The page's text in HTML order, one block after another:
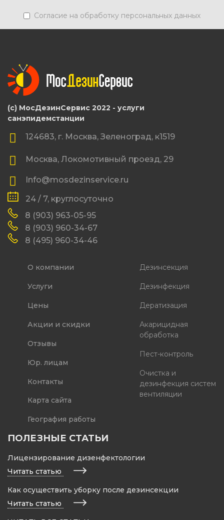
Согласие на обработку персональных данных
(с) МосДезинСервис 2022 - услуги
санэпидемстанции
124683, г. Москва, Зеленоград, к1519
Москва, Локомотивный проезд, 29
Info@mosdezinservice.ru
24 / 7, круглосуточно
8 (903) 963-05-95
8 (903) 960-34-67
8 (495) 960-34-46
О компании
Услуги
Цены
Акции и скидки
Отзывы
Юр. лицам
Контакты
Карта сайта
География работы
Дезинсекция
Дезинфекция
Дератизация
Акарицидная
обработка
Пест-контроль
Очистка и
дезинфекция систем
вентиляции
ПОЛЕЗНЫЕ СТАТЬИ
Лицензирование дизенфектологии
Читать статью
Как осуществить уборку после дезинсекции
Читать статью